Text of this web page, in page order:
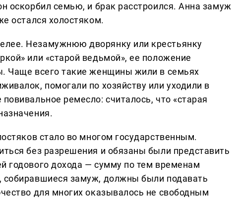
оскорбил семью, и брак расстроился. Анна замуж
остался холостяком.
Незамужнюю дворянку или крестьянку
или «старой ведьмой», ее положение
Чаще всего такие женщины жили в семьях
помогали по хозяйству или уходили в
ремесло: считалось, что «старая
стало во многом государственным.
без разрешения и обязаны были представить
годового дохода — сумму по тем временам
собиравшиеся замуж, должны были подавать
для многих оказывалось не свободным